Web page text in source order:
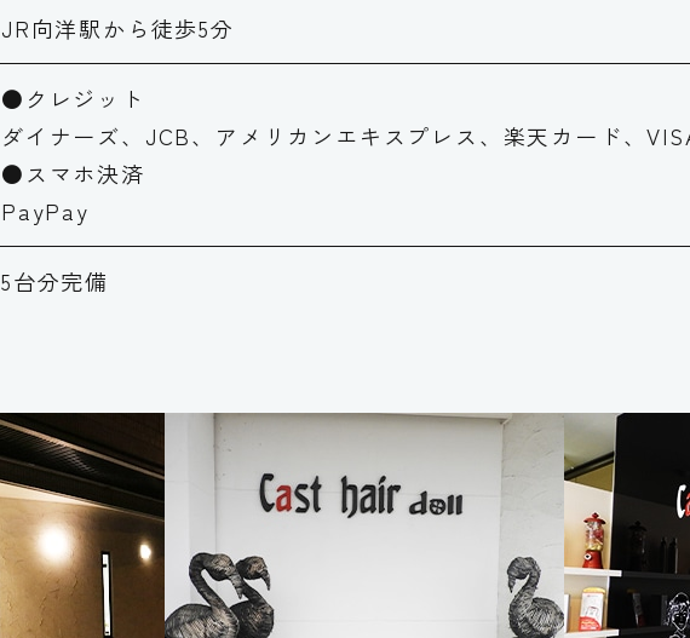
JR向洋駅から徒歩5分
●クレジット
ダイナーズ、JCB、アメリカンエキスプレス、楽天カード、
●スマホ決済
PayPay
5台分完備